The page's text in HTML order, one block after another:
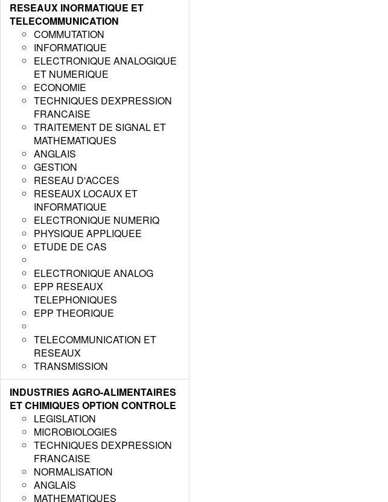
RESEAUX INORMATIQUE ET
TELECOMMUNICATION
COMMUTATION
INFORMATIQUE
ELECTRONIQUE ANALOGIQUE
ET NUMERIQUE
ECONOMIE
TECHNIQUES DEXPRESSION
FRANCAISE
TRAITEMENT DE SIGNAL ET
MATHEMATIQUES
ANGLAIS
GESTION
RESEAU D'ACCES
RESEAUX LOCAUX ET
INFORMATIQUE
ELECTRONIQUE NUMERIQ
PHYSIQUE APPLIQUEE
ETUDE DE CAS
ELECTRONIQUE ANALOG
EPP RESEAUX
TELEPHONIQUES
EPP THEORIQUE
TELECOMMUNICATION ET
RESEAUX
TRANSMISSION
INDUSTRIES AGRO-ALIMENTAIRES
ET CHIMIQUES OPTION CONTROLE
LEGISLATION
MICROBIOLOGIES
TECHNIQUES DEXPRESSION
FRANCAISE
NORMALISATION
ANGLAIS
MATHEMATIQUES